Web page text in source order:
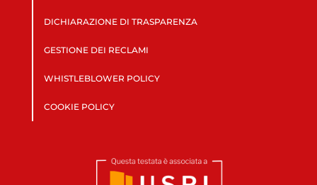
DICHIARAZIONE DI TRASPARENZA
GESTIONE DEI RECLAMI
WHISTLEBLOWER POLICY
COOKIE POLICY